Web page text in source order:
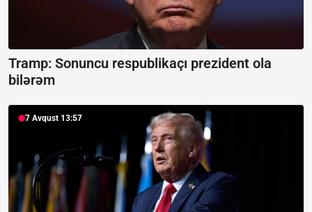
Tramp: Sonuncu respublikaçı prezident ola
bilərəm
7 Avqust 13:57